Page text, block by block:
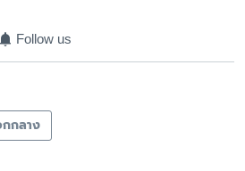
Follow us
กลาง